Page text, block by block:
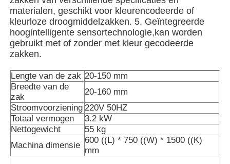
Kaarttelmachine
kartonmachine
vulmachine
bolmachine
materialen, geschikt voor kleurencodeerde of
kleurloze droogmiddelzakken. 5. Geïntegreerde
hoogintelligente sensortechnologie,kan worden
gebruikt met of zonder met kleur gecodeerde
zakken.
Lengte van de zak 20-150 mm
Breedte van de
zak
20-160 mm
Stroomvoorziening 220V 50HZ
Totaal vermogen
3.2 kW
Nettogewicht
55 kg
Machina dimensie
600 ((L) * 750 ((W) * 1500 ((K)
mm